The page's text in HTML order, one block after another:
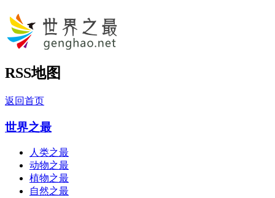
RSS地图
返回首页
世界之最
人类之最
动物之最
植物之最
自然之最